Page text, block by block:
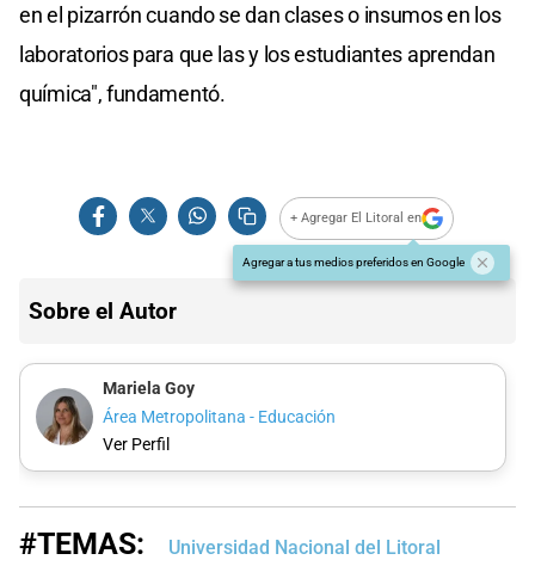
en el pizarrón cuando se dan clases o insumos en los
laboratorios para que las y los estudiantes aprendan
química", fundamentó.
+ Agregar El Litoral en
Agregar a tus medios preferidos en Google
Sobre el Autor
Mariela Goy
Área Metropolitana - Educación
Ver Perfil
#TEMAS: Universidad Nacional del Litoral